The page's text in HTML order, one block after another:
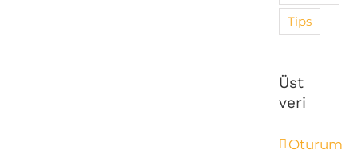
Tips
Üst
veri
Oturum